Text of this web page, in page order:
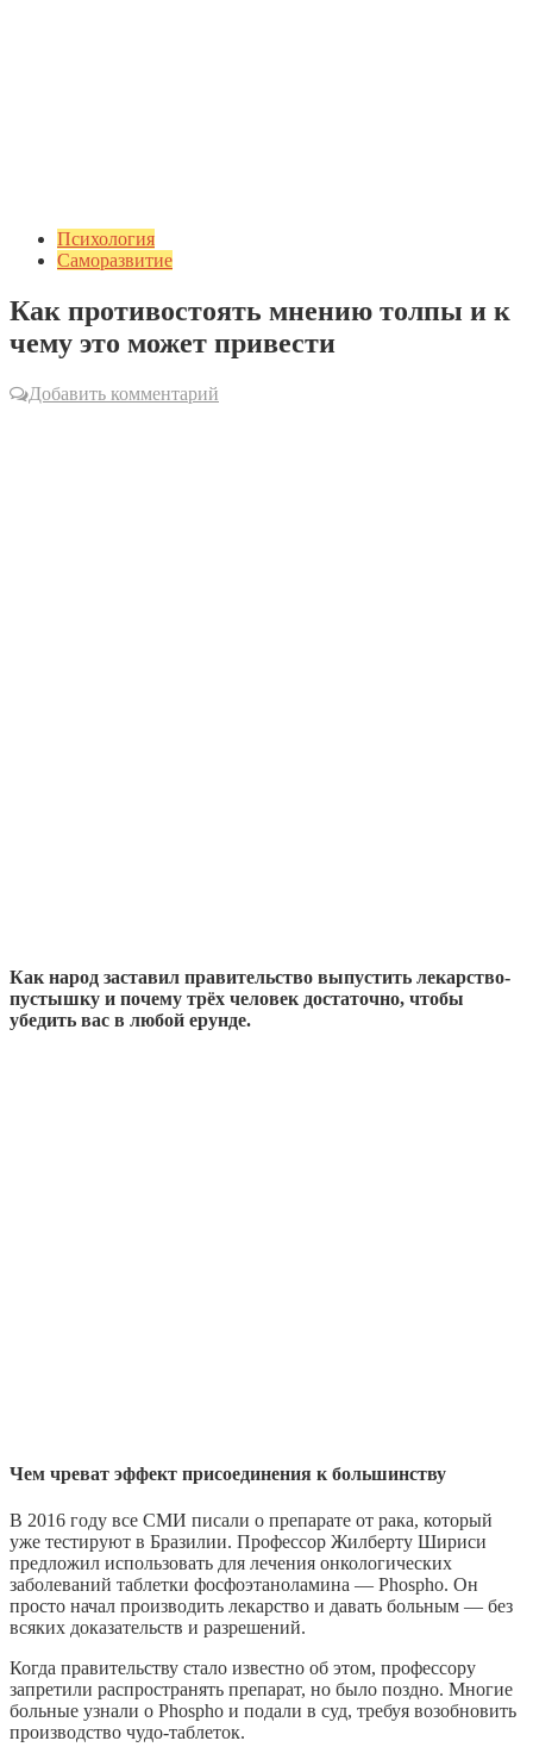
Психология
Саморазвитие
Как противостоять мнению толпы и к
чему это может привести
Добавить комментарий
Как народ заставил правительство выпустить лекарство-
пустышку и почему трёх человек достаточно, чтобы
убедить вас в любой ерунде.
Чем чреват эффект присоединения к большинству
В 2016 году все СМИ писали о препарате от рака, который
уже тестируют в Бразилии. Профессор Жилберту Шириси
предложил использовать для лечения онкологических
заболеваний таблетки фосфоэтаноламина — Phospho. Он
просто начал производить лекарство и давать больным — без
всяких доказательств и разрешений.
Когда правительству стало известно об этом, профессору
запретили распространять препарат, но было поздно. Многие
больные узнали о Phospho и подали в суд, требуя возобновить
производство чудо-таблеток.